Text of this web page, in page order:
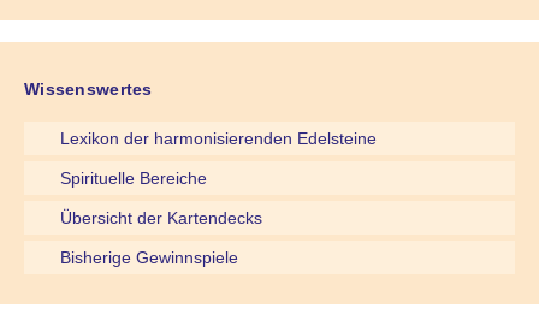
Wissenswertes
Lexikon der harmonisierenden Edelsteine
Spirituelle Bereiche
Übersicht der Kartendecks
Bisherige Gewinnspiele